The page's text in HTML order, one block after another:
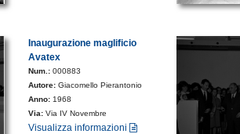
Inaugurazione maglificio
Avatex
Num.: 000883
Autore: Giacomello Pierantonio
Anno: 1968
Via: Via IV Novembre
Visualizza informazioni